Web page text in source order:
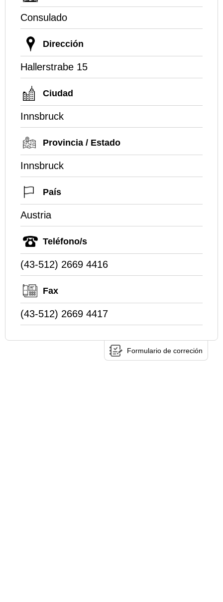
Consulado
Dirección
Hallerstrabe 15
Ciudad
Innsbruck
Provincia / Estado
Innsbruck
País
Austria
Teléfono/s
(43-512) 2669 4416
Fax
(43-512) 2669 4417
Formulario de correción